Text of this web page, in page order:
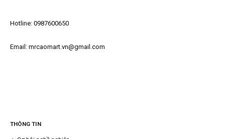
Hotline: 0987600650
Email: mrcaomart.vn@gmail.com
THÔNG TIN